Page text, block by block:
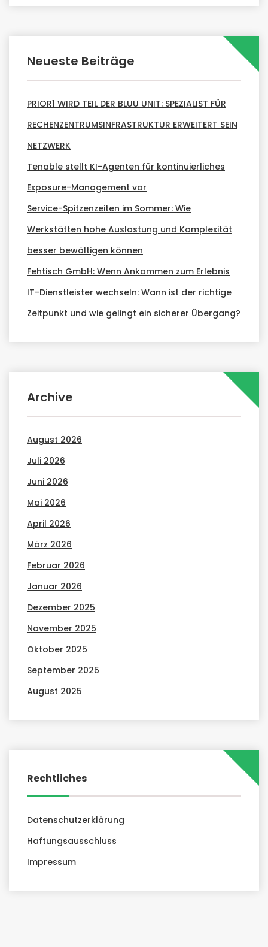
Neueste Beiträge
PRIOR1 WIRD TEIL DER BLUU UNIT: SPEZIALIST FÜR
RECHENZENTRUMSINFRASTRUKTUR ERWEITERT SEIN
NETZWERK
Tenable stellt KI-Agenten für kontinuierliches
Exposure-Management vor
Service-Spitzenzeiten im Sommer: Wie
Werkstätten hohe Auslastung und Komplexität
besser bewältigen können
Fehtisch GmbH: Wenn Ankommen zum Erlebnis
IT-Dienstleister wechseln: Wann ist der richtige
Zeitpunkt und wie gelingt ein sicherer Übergang?
Archive
August 2026
Juli 2026
Juni 2026
Mai 2026
April 2026
März 2026
Februar 2026
Januar 2026
Dezember 2025
November 2025
Oktober 2025
September 2025
August 2025
Rechtliches
Datenschutzerklärung
Haftungsausschluss
Impressum